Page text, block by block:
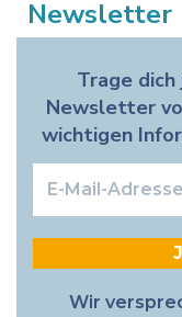
Newsletter
Trage
Newsletter
wichtigen
Mail-
Adresse
*
Wir